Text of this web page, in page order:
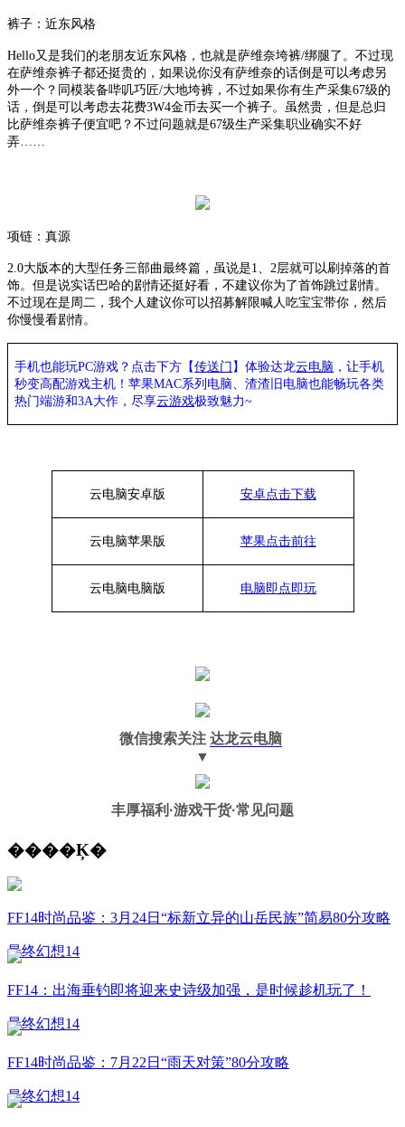
裤子：近东风格
Hello又是我们的老朋友近东风格，也就是萨维奈垮裤/绑腿了。不过现
在萨维奈裤子都还挺贵的，如果说你没有萨维奈的话倒是可以考虑另
外一个？同模装备哔叽巧匠/大地垮裤，不过如果你有生产采集67级的
话，倒是可以考虑去花费3W4金币去买一个裤子。虽然贵，但是总归
比萨维奈裤子便宜吧？不过问题就是67级生产采集职业确实不好
弄……
项链：真源
2.0大版本的大型任务三部曲最终篇，虽说是1、2层就可以刷掉落的首
饰。但是说实话巴哈的剧情还挺好看，不建议你为了首饰跳过剧情。
不过现在是周二，我个人建议你可以招募解限喊人吃宝宝带你，然后
你慢慢看剧情。
手机也能玩PC游戏？点击下方【传送门 】体验达龙云电脑 ，让手机
秒变高配游戏主机 ！苹果MAC系列电脑、渣渣旧电脑也能畅玩各类
热门端游和3A大作， 尽享云游戏极致魅力~
云电脑安卓版 安卓点击下载
云电脑苹果版 苹果点击前往
云电脑电脑版 电脑即点即玩
微信搜索关注 达龙云电脑
▼
丰厚福利 ·游戏干货·常见问题
����Ķ�
FF14时尚品鉴：3月24日“标新立异的山岳民族”简易80分攻略
最终幻想14
FF14：出海垂钓即将迎来史诗级加强，是时候趁机玩了！
最终幻想14
FF14时尚品鉴：7月22日“雨天对策”80分攻略
最终幻想14